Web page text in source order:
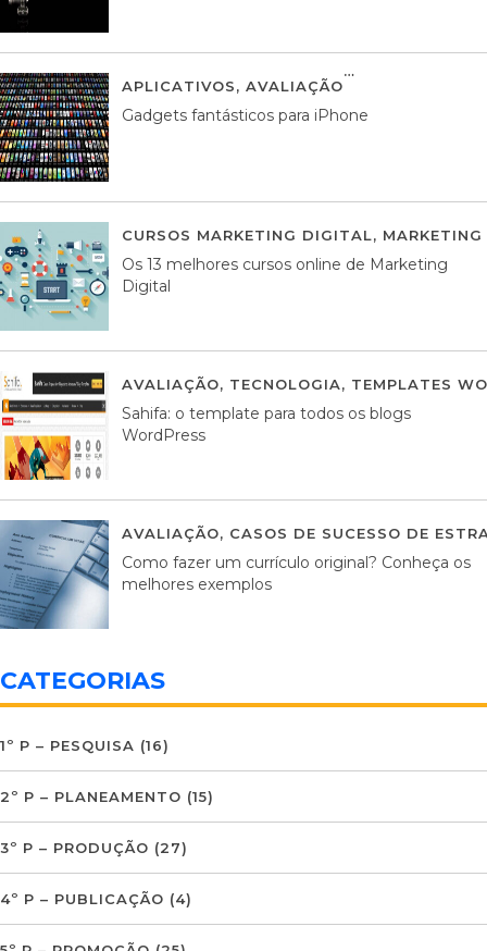
APLICATIVOS, AVALIAÇÃO
Gadgets fantásticos para iPhone
CURSOS MARKETING DIGITAL,
Os 13 melhores cursos online de Marketing
Digital
AVALIAÇÃO, TECNOLOGIA, TEMPLATES
Sahifa: o template para todos os blogs
WordPress
AVALIAÇÃO, CASOS DE SUCESSO DE
Como fazer um currículo original? Conheça os
melhores exemplos
CATEGORIAS
1º P – PESQUISA (16)
2º P – PLANEAMENTO (15)
3º P – PRODUÇÃO (27)
4º P – PUBLICAÇÃO (4)